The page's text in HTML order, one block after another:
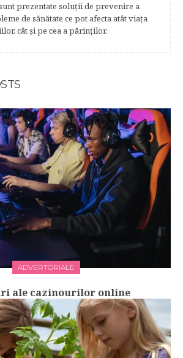
prezentate soluţii de prevenire a
de sănătate ce pot afecta atât viaţa
cât şi pe cea a părinţilor.
ADVERTORIALE
ale cazinourilor online